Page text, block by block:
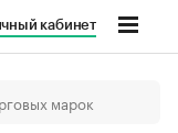
кабинет